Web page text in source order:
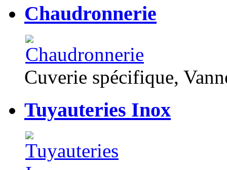
Chaudronnerie
Cuverie spécifique,
Tuyauteries Inox